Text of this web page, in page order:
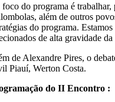
foco do programa é
além de outros
do programa.
de alta gravidade
de Alexandre Pires, o
Piauí, Werton Costa.
do II Encontro :